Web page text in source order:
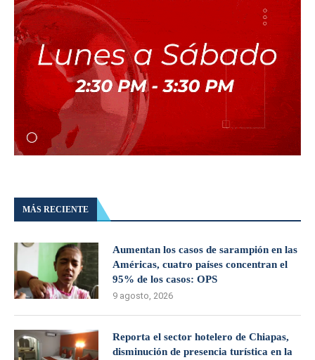
MÁS RECIENTE
Aumentan los casos de sarampión en las
Américas, cuatro países concentran el
95% de los casos: OPS
9 agosto, 2026
Reporta el sector hotelero de Chiapas,
disminución de presencia turística en la